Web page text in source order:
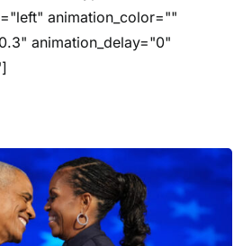
animation_color=""
animation_delay="0"